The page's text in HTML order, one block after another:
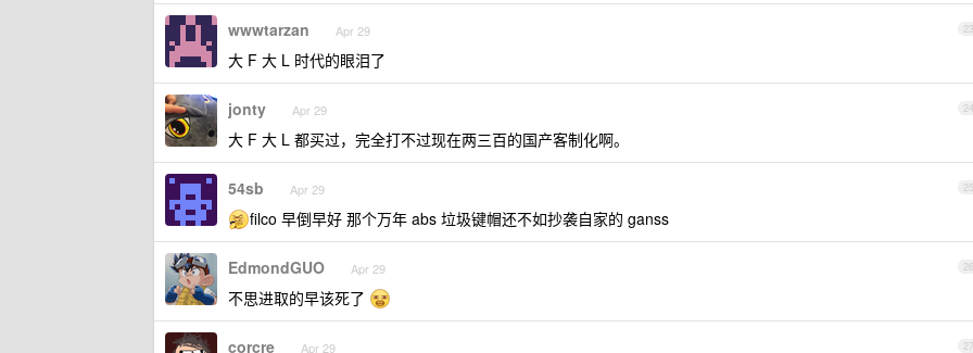
23
wwwtarzan Apr 29
大 F 大 L 时代的眼泪了
24
jonty Apr 29
大 F 大 L 都买过，完全打不过现在两三百的国产客制化啊。
25
54sb Apr 29
filco 早倒早好 那个万年 abs 垃圾键帽还不如抄袭自家的 ganss
26
EdmondGUO Apr 29
不思进取的早该死了
27
corcre Apr 29